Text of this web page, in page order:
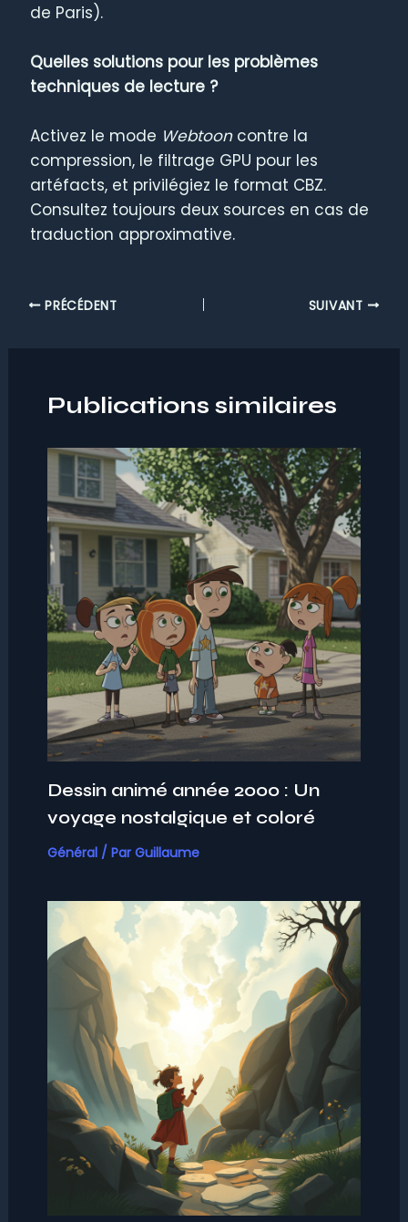
de Paris).
Quelles solutions pour les problèmes
techniques de lecture ?
Activez le mode Webtooncontre la
compression, le filtrage GPU pour les
artéfacts, et privilégiez le format CBZ.
Consultez toujours deux sources en cas de
traduction approximative.
PRÉCÉDENT SUIVANT
Publications similaires
Dessin animé année 2000 : Un
voyage nostalgique et coloré
Général/ Par Guillaume